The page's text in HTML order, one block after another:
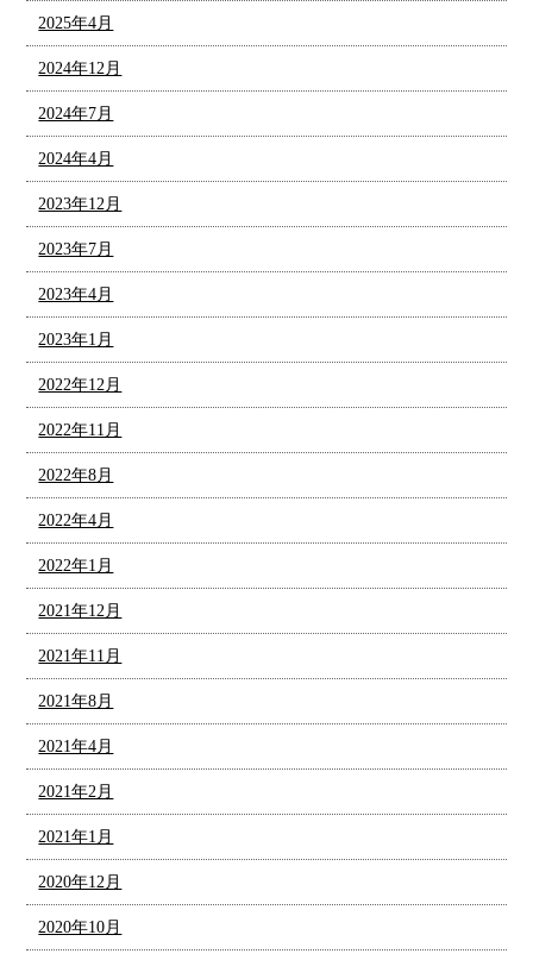
2025年4月
2024年12月
2024年7月
2024年4月
2023年12月
2023年7月
2023年4月
2023年1月
2022年12月
2022年11月
2022年8月
2022年4月
2022年1月
2021年12月
2021年11月
2021年8月
2021年4月
2021年2月
2021年1月
2020年12月
2020年10月